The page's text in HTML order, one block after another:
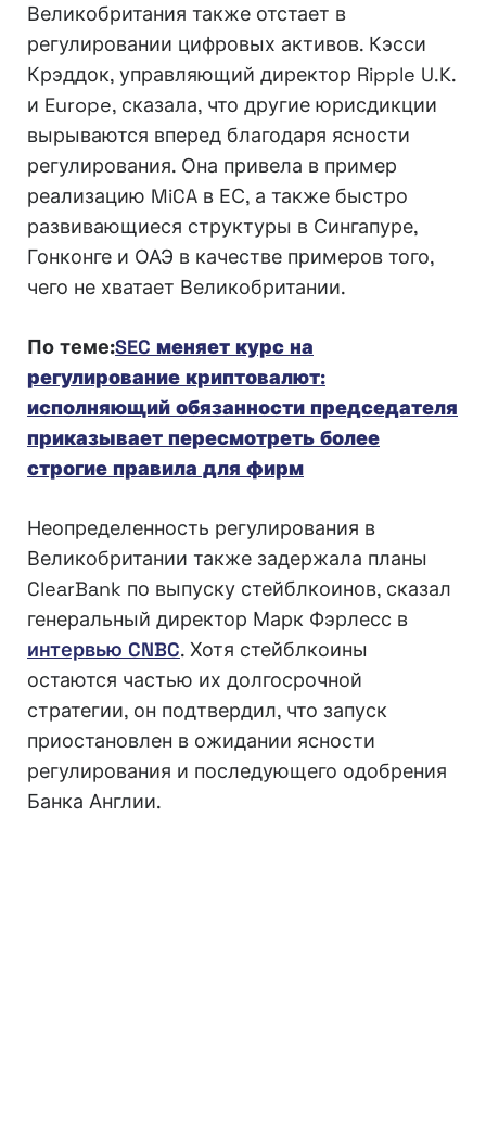
Великобритания также отстает в
регулировании цифровых активов. Кэсси
Крэддок, управляющий директор Ripple U.K.
и Europe, сказала, что другие юрисдикции
вырываются вперед благодаря ясности
регулирования. Она привела в пример
реализацию MiCA в ЕС, а также быстро
развивающиеся структуры в Сингапуре,
Гонконге и ОАЭ в качестве примеров того,
чего не хватает Великобритании.
По теме:SEC меняет курс на
регулирование криптовалют:
исполняющий обязанности председателя
приказывает пересмотреть более
строгие правила для фирм
Неопределенность регулирования в
Великобритании также задержала планы
ClearBank по выпуску стейблкоинов, сказал
генеральный директор Марк Фэрлесс в
интервью CNBC. Хотя стейблкоины
остаются частью их долгосрочной
стратегии, он подтвердил, что запуск
приостановлен в ожидании ясности
регулирования и последующего одобрения
Банка Англии.